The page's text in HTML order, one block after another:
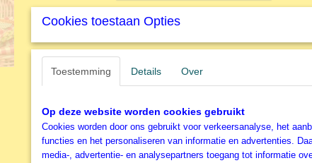
Specificaties
Productcode
EAN code
Productcode leverancier
Ravensburger
Kinderen vanaf 6 jaar zullen genieten
Cookies toestaan Opties
Toestemming Details Over
Op deze website worden cookies gebruikt
Cookies worden door ons gebruikt voor verkeersanalyse, het
functies en het personaliseren van informatie en advertenties.
media-, advertentie- en analysepartners toegang tot informatie